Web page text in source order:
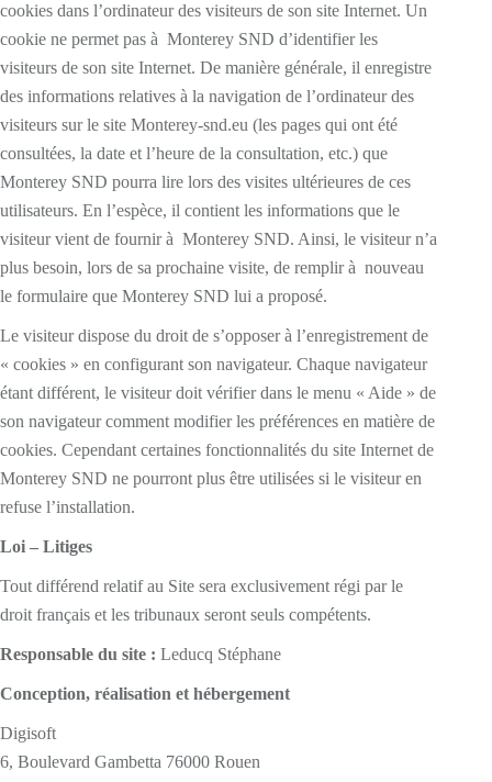
cookies dans l’ordinateur des visiteurs de son site Internet. Un
cookie ne permet pas à Monterey SND d’identifier les
visiteurs de son site Internet. De manière générale, il enregistre
des informations relatives à la navigation de l’ordinateur des
visiteurs sur le site Monterey-snd.eu (les pages qui ont été
consultées, la date et l’heure de la consultation, etc.) que
Monterey SND pourra lire lors des visites ultérieures de ces
utilisateurs. En l’espèce, il contient les informations que le
visiteur vient de fournir à Monterey SND. Ainsi, le visiteur n’a
plus besoin, lors de sa prochaine visite, de remplir à nouveau
le formulaire que Monterey SND lui a proposé.
Le visiteur dispose du droit de s’opposer à l’enregistrement de
« cookies » en configurant son navigateur. Chaque navigateur
étant différent, le visiteur doit vérifier dans le menu « Aide » de
son navigateur comment modifier les préférences en matière de
cookies. Cependant certaines fonctionnalités du site Internet de
Monterey SND ne pourront plus être utilisées si le visiteur en
refuse l’installation.
Loi – Litiges
Tout différend relatif au Site sera exclusivement régi par le
droit français et les tribunaux seront seuls compétents.
Responsable du site : Leducq Stéphane
Conception, réalisation et hébergement
Digisoft
6, Boulevard Gambetta 76000 Rouen